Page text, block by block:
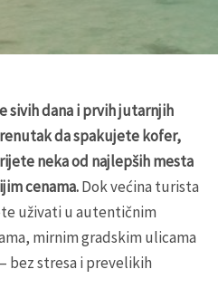
sivih dana i prvih jutarnjih
da spakujete kofer,
neka od najlepših mesta
cenama.Dok većina turista
uživati u autentičnim
mirnim gradskim ulicama
stresa i prevelikih